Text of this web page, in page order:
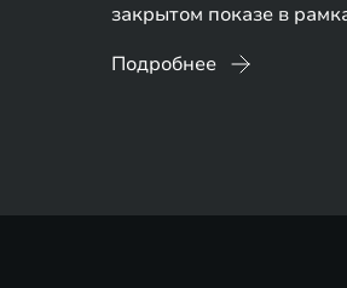
закрытом показе в
Подробнее